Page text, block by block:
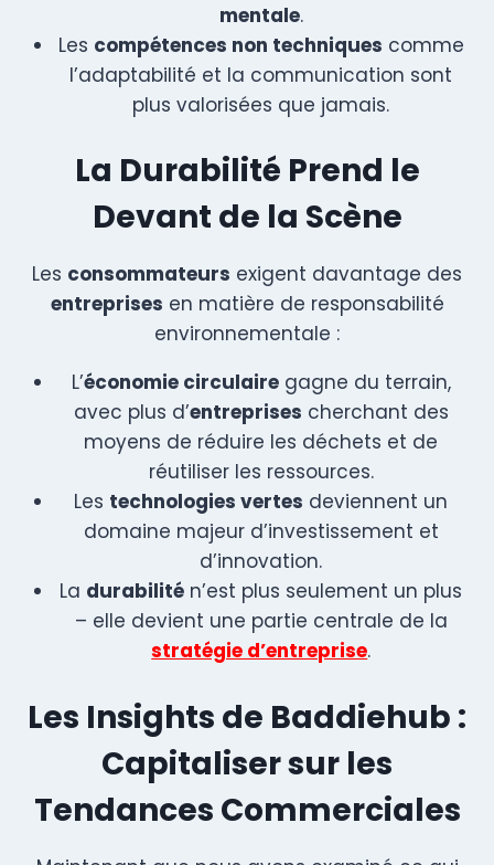
mentale.
Les compétences non techniques comme
l’adaptabilité et la communication sont
plus valorisées que jamais.
La Durabilité Prend le
Devant de la Scène
Les consommateurs exigent davantage des
entreprises en matière de responsabilité
environnementale :
L’économie circulairegagne du terrain,
avec plus d’entreprises cherchant des
moyens de réduire les déchets et de
réutiliser les ressources.
Les technologies vertes deviennent un
domaine majeur d’investissement et
d’innovation.
La durabilité n’est plus seulement un plus
– elle devient une partie centrale de la
stratégie d’entreprise.
Les Insights de Baddiehub :
Capitaliser sur les
Tendances Commerciales